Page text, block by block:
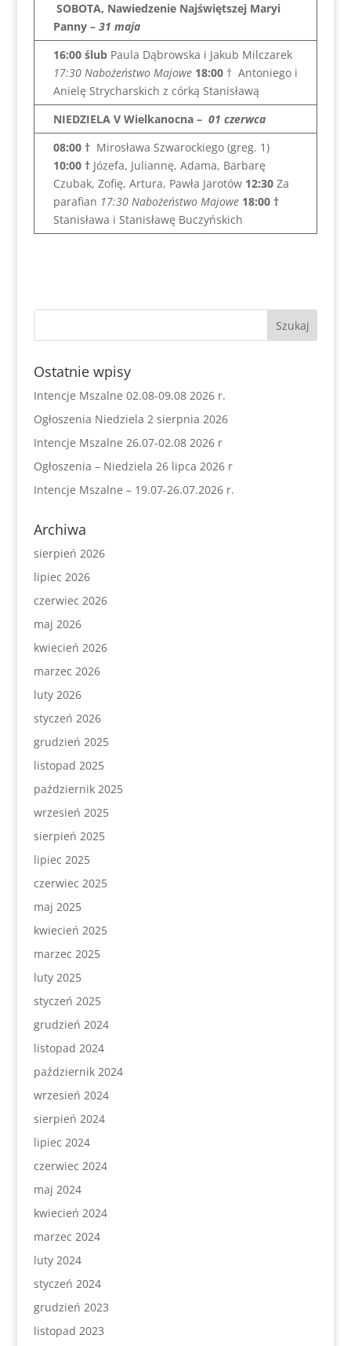
SOBOTA, Nawiedzenie Najświętszej Maryi
Panny – 31 maja
16:00 ślub Paula Dąbrowska i Jakub Milczarek
17:30 Nabożeństwo Majowe 18:00† Antoniego i
Anielę Strycharskich z córką Stanisławą
NIEDZIELA V Wielkanocna –01 czerwca
08:00 † Mirosława Szwarockiego (greg. 1)
10:00 †Józefa, Juliannę, Adama, Barbarę
Czubak, Zofię, Artura, Pawła Jarotów 12:30 Za
parafian 17:30 Nabożeństwo Majowe 18:00 †
Stanisława i Stanisławę Buczyńskich
Ostatnie wpisy
Intencje Mszalne 02.08-09.08 2026 r.
Ogłoszenia Niedziela 2 sierpnia 2026
Intencje Mszalne 26.07-02.08 2026 r
Ogłoszenia – Niedziela 26 lipca 2026 r
Intencje Mszalne – 19.07-26.07.2026 r.
Archiwa
sierpień 2026
lipiec 2026
czerwiec 2026
maj 2026
kwiecień 2026
marzec 2026
luty 2026
styczeń 2026
grudzień 2025
listopad 2025
październik 2025
wrzesień 2025
sierpień 2025
lipiec 2025
czerwiec 2025
maj 2025
kwiecień 2025
marzec 2025
luty 2025
styczeń 2025
grudzień 2024
listopad 2024
październik 2024
wrzesień 2024
sierpień 2024
lipiec 2024
czerwiec 2024
maj 2024
kwiecień 2024
marzec 2024
luty 2024
styczeń 2024
grudzień 2023
listopad 2023